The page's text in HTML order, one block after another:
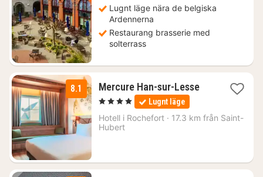
Lugnt läge nära de belgiska
Ardennerna
Restaurang brasserie med
solterrass
8.1 Mercure Han-sur-Lesse1
1580
, 4 Stjärnor Lugnt läge
Hotell i Rochefort · 17.3 km från Saint-
Hubert